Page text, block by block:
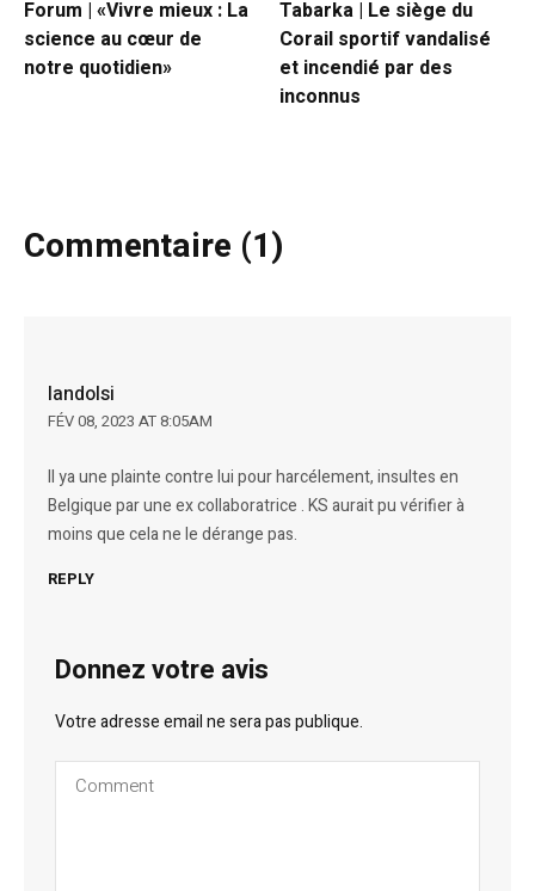
Forum | «Vivre mieux : La
science au cœur de
notre quotidien»
Tabarka | Le siège du
Corail sportif vandalisé
et incendié par des
inconnus
Commentaire (1)
landolsi
FÉV 08, 2023 AT 8:05AM
Il ya une plainte contre lui pour harcélement, insultes en
Belgique par une ex collaboratrice . KS aurait pu vérifier à
moins que cela ne le dérange pas.
REPLY
Donnez votre avis
Votre adresse email ne sera pas publique.